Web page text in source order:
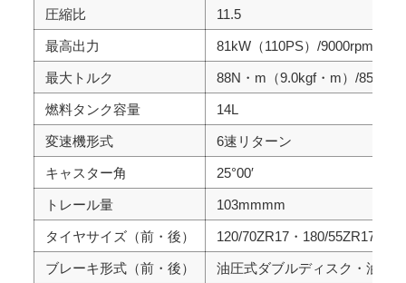
圧縮比 11.5
最高出力 81kW（110PS）/9000rpm
最大トルク 88N・m（9.0kgf・m）/
燃料タンク容量 14L
変速機形式 6速リターン
キャスター角 25°00′
トレール量 103mmmm
タイヤサイズ（前・後） 120/70ZR17・180/55ZR17
ブレーキ形式（前・後） 油圧式ダブルディスク・油圧